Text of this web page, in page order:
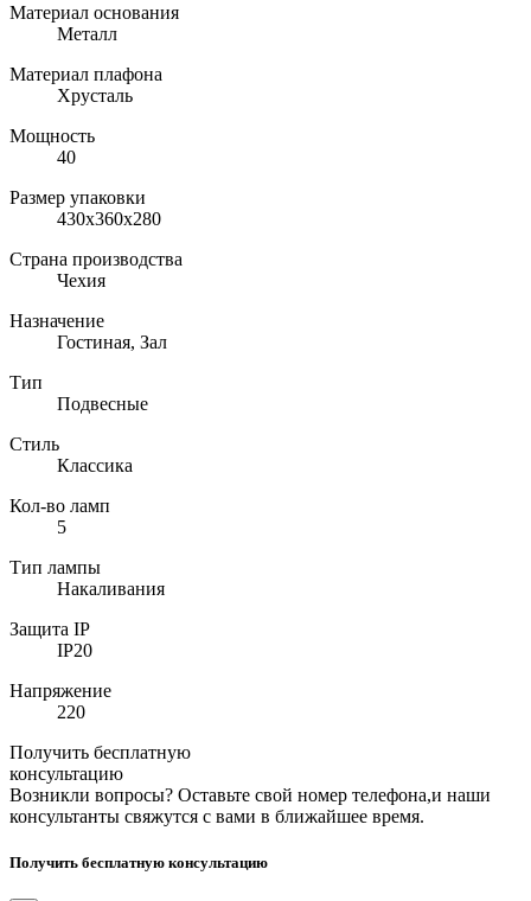
Материал основания
Металл
Материал плафона
Хрусталь
Мощность
40
Размер упаковки
430x360x280
Страна производства
Чехия
Назначение
Гостиная, Зал
Тип
Подвесные
Стиль
Классика
Кол-во ламп
5
Тип лампы
Накаливания
Защита IP
IP20
Напряжение
220
Получить бесплатную
консультацию
Возникли вопросы? Оставьте свой номер телефона,и наши
консультанты свяжутся с вами в ближайшее время.
Получить бесплатную консультацию